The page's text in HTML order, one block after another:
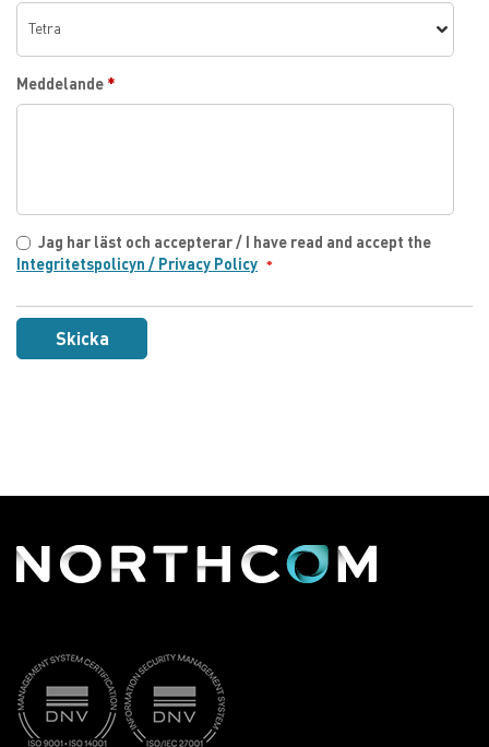
Meddelande *
Jag har läst och accepterar / I have read and accept the
Integritetspolicyn / Privacy Policy
Skicka